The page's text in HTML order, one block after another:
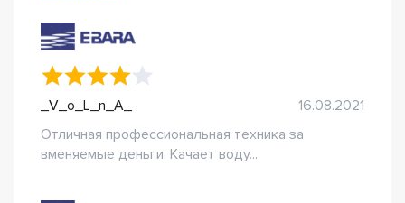
_V_o_L_n_A_
16.08.2021
Отличная профессиональная техника за
вменяемые деньги. Качает воду...